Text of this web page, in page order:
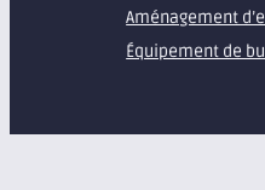
Aménagement
Équipement de